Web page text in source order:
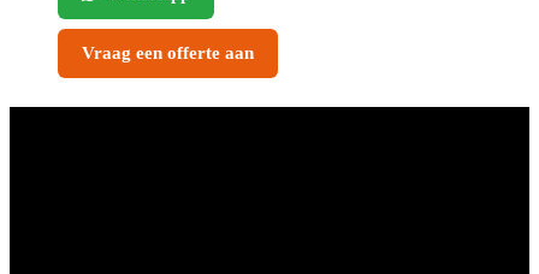
Vraag een offerte aan